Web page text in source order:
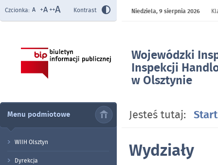
Wojewódzki
Inspekcji
w Olsztynie
Czcionka: Kontrast Niedziela,9 sierpnia 2026
Menu podmiotowe
WIIH Olsztyn
Dyrekcja
Jesteś tutaj: Start
Wydziały